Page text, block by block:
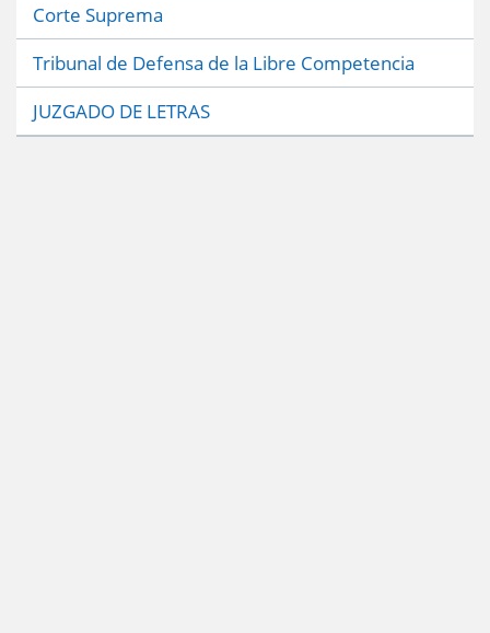
Corte Suprema
Tribunal de Defensa de la Libre Competencia
JUZGADO DE LETRAS